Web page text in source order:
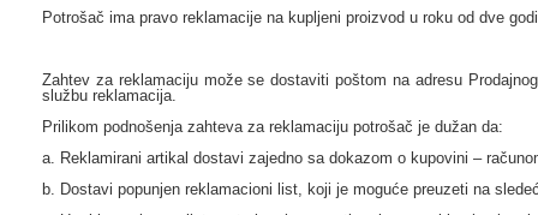
Potrošač ima pravo reklamacije na kupljeni proizvod u roku od dve
Zahtev za reklamaciju može se dostaviti poštom na adresu
službu reklamacija.
Prilikom podnošenja zahteva za reklamaciju potrošač je dužan da:
a. Reklamirani artikal dostavi zajedno sa dokazom o kupovini –
b. Dostavi popunjen reklamacioni list, koji je moguće preuzeti na